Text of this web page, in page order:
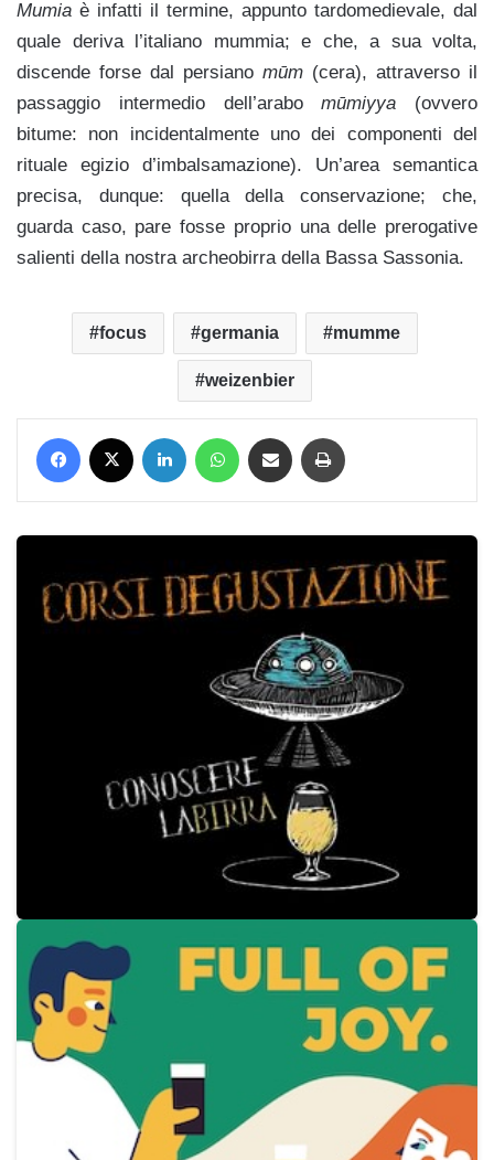
Mumia è infatti il termine, appunto tardomedievale, dal
quale deriva l’italiano mummia; e che, a sua volta,
discende forse dal persiano mūm (cera), attraverso il
passaggio intermedio dell’arabomūmiyya (ovvero
bitume: non incidentalmente uno dei componenti del
rituale egizio d’imbalsamazione). Un’area semantica
precisa, dunque: quella della conservazione; che,
guarda caso, pare fosse proprio una delle prerogative
salienti della nostra archeobirra della Bassa Sassonia.
focus germania mumme
weizenbier
Facebook LinkedIn WhatsApp Condividi via mail